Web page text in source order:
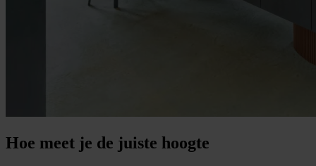
Hoe meet je de juiste hoogte